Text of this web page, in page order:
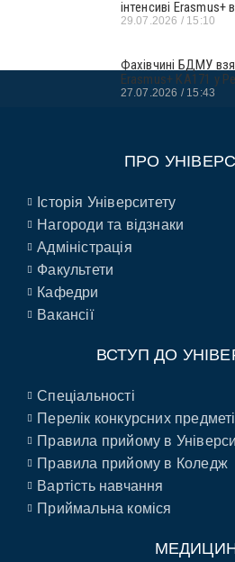
інтенсиві Erasmus+
29.07.2026 15:10
Фахівчині БДМУ
Erasmus+ KA171 у
27.07.2026 15:43
ПРО
Історія Університету
Нагороди та відзнаки
Адміністрація
Факультети
Кафедри
Вакансії
ВСТУП ДО
Спеціальності
Перелік конкурсних
Правила прийому в
Правила прийому в Коледж
Вартість навчання
Приймальна коміся